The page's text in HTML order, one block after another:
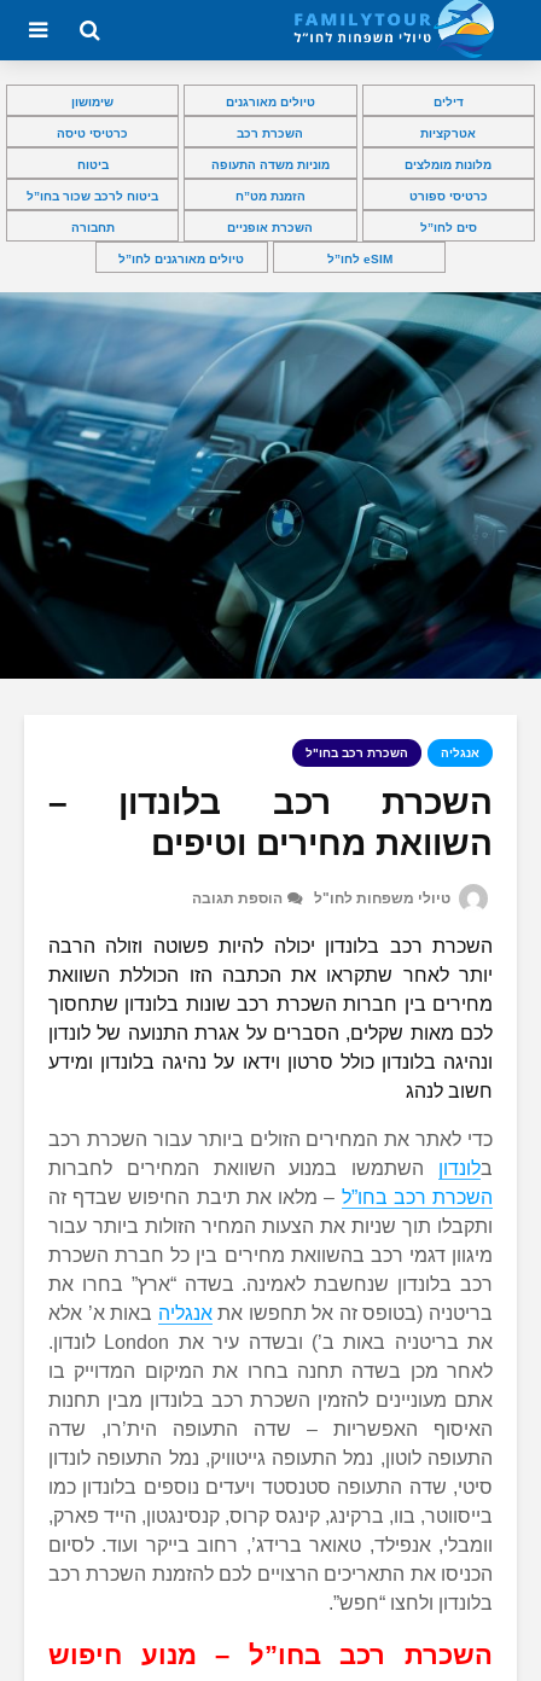
דילים טיולים מאורגנים שימושון
אטרקציות השכרת רכב כרטיסי טיסה
מלונות מומלצים מוניות משדה התעופה ביטוח
כרטיסי ספורט הזמנת מט”ח ביטוח לרכב שכור בחו”ל
סים לחו”ל השכרת אופניים תחבורה
eSIM לחו”ל טיולים מאורגנים לחו”ל
אנגליה השכרת רכב בחו"ל
השכרת רכב בלונדון –
השוואת מחירים וטיפים
טיולי משפחות לחו"ל הוספת תגובה
השכרת רכב בלונדון יכולה להיות פשוטה וזולה הרבה
יותר לאחר שתקראו את הכתבה הזו הכוללת השוואת
מחירים בין חברות השכרת רכב שונות בלונדון שתחסוך
לכם מאות שקלים, הסברים על אגרת התנועה של לונדון
ונהיגה בלונדון כולל סרטון וידאו על נהיגה בלונדון ומידע
חשוב לנהג
כדי לאתר את המחירים הזולים ביותר עבור השכרת רכב
בלונדון השתמשו במנוע השוואת המחירים לחברות
השכרת רכב בחו”ל – מלאו את תיבת החיפוש שבדף זה
ותקבלו תוך שניות את הצעות המחיר הזולות ביותר עבור
מיגוון דגמי רכב בהשוואת מחירים בין כל חברת השכרת
רכב בלונדון שנחשבת לאמינה. בשדה “ארץ” בחרו את
בריטניה (בטופס זה אל תחפשו אתאנגליה באות א’ אלא
את בריטניה באות ב’) ובשדה עיר את London לונדון.
לאחר מכן בשדה תחנה בחרו את המיקום המדוייק בו
אתם מעוניינים להזמין השכרת רכב בלונדון מבין תחנות
האיסוף האפשריות – שדה התעופה הית’רו, שדה
התעופה לוטון, נמל התעופה גייטוויק, נמל התעופה לונדון
סיטי, שדה התעופה סטנסטד ויעדים נוספים בלונדון כמו
בייסווטר, בוו, ברקינג, קינגס קרוס, קנסינגטון, הייד פארק,
וומבלי, אנפילד, טאואר ברידג’, רחוב בייקר ועוד. לסיום
הכניסו את התאריכים הרצויים לכם להזמנת השכרת רכב
בלונדון ולחצו “חפש”.
השכרת רכב בחו”ל – מנוע חיפוש